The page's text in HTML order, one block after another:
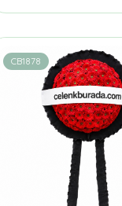
CB1878